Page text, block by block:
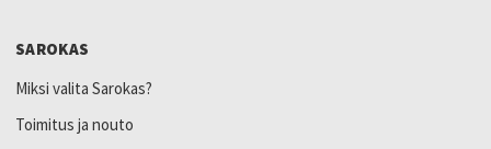
SAROKAS
Miksi valita Sarokas?
Toimitus ja nouto